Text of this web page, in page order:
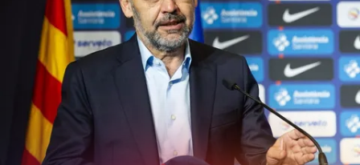
女子サッカー
plusicon
label.aria.plus
スケジュール
チケット
バルサAtlètic
plusicon
label.aria.plus
スケジュール
PLUSICON
LABEL.ARIA.PLUS
トップチーム
plusicon
label.aria.plus